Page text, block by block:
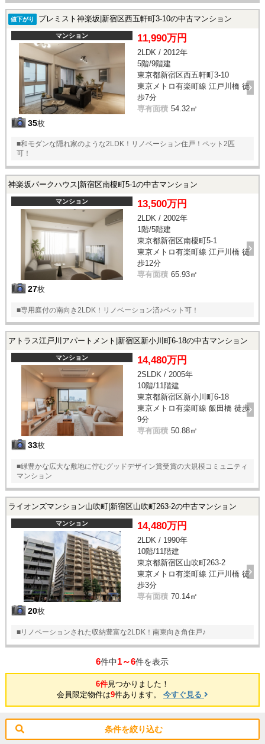
値下がり プレミスト神楽坂|新宿区西五軒町3-10の中古マンション
マンション
35枚
11,990万円
2LDK / 2012年
5階/9階建
東京都新宿区西五軒町3-10
東京メトロ有楽町線 江戸川橋 徒
歩7分
専有面積 54.32㎡
■和モダンな隠れ家のような2LDK！リノベーション住戸！ペット2匹
可！
神楽坂パークハウス|新宿区南榎町5-1の中古マンション
マンション
27枚
13,500万円
2LDK / 2002年
1階/5階建
東京都新宿区南榎町5-1
東京メトロ有楽町線 江戸川橋 徒
歩12分
専有面積 65.93㎡
■専用庭付の南向き2LDK！リノベーション済♪ペット可！
アトラス江戸川アパートメント|新宿区新小川町6-18の中古マンション
マンション
33枚
14,480万円
2SLDK / 2005年
10階/11階建
東京都新宿区新小川町6-18
東京メトロ有楽町線 飯田橋 徒歩
9分
専有面積 50.88㎡
■緑豊かな広大な敷地に佇むグッドデザイン賞受賞の大規模コミュニティ
マンション
ライオンズマンション山吹町|新宿区山吹町263-2の中古マンション
マンション
20枚
14,480万円
2LDK / 1990年
10階/11階建
東京都新宿区山吹町263-2
東京メトロ有楽町線 江戸川橋 徒
歩3分
専有面積 70.14㎡
■リノベーションされた収納豊富な2LDK！南東向き角住戸♪
6件中1～6件を表示
6件見つかりました！
会員限定物件は9件あります。 今すぐ見る
条件を絞り込む